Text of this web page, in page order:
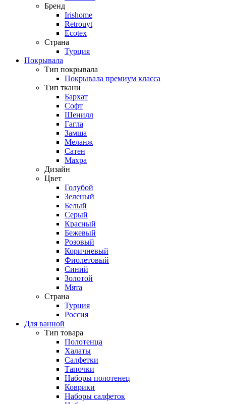
Бренд
Irishome
Retrouyt
Ecotex
Cтрана
Турция
Покрывала
Тип покрывала
Покрывала премиум класса
Тип ткани
Бархат
Софт
Шенилл
Гагла
Замша
Меланж
Сатен
Махра
Дизайн
Цвет
Голубой
Зеленый
Белый
Серый
Красный
Бежевый
Розовый
Коричневый
Фиолетовый
Синий
Золотой
Мята
Страна
Турция
Россия
Для ванной
Тип товара
Полотенца
Халаты
Салфетки
Тапочки
Наборы полотенец
Коврики
Наборы салфеток